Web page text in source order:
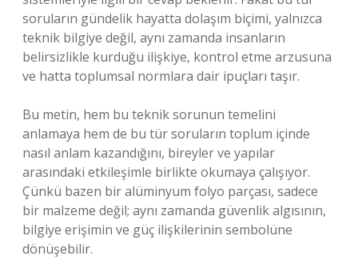
soruların gündelik hayatta dolaşım biçimi, yalnızca
teknik bilgiye değil, aynı zamanda insanların
belirsizlikle kurduğu ilişkiye, kontrol etme arzusuna
ve hatta toplumsal normlara dair ipuçları taşır.
Bu metin, hem bu teknik sorunun temelini
anlamaya hem de bu tür soruların toplum içinde
nasıl anlam kazandığını, bireyler ve yapılar
arasındaki etkileşimle birlikte okumaya çalışıyor.
Çünkü bazen bir alüminyum folyo parçası, sadece
bir malzeme değil; aynı zamanda güvenlik algısının,
bilgiye erişimin ve güç ilişkilerinin sembolüne
dönüşebilir.